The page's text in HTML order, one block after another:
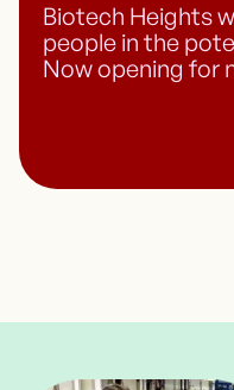
Biotech Heights
people in the
Now opening for